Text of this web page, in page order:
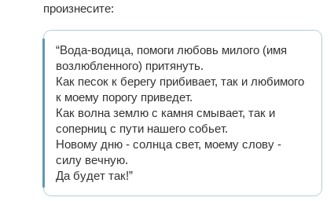
произнесите:
“Вода-водица, помоги любовь милого (имя
возлюбленного) притянуть.
Как песок к берегу прибивает, так и любимого
к моему порогу приведет.
Как волна землю с камня смывает, так и
соперниц с пути нашего собьет.
Новому дню - солнца свет, моему слову -
силу вечную.
Да будет так!”